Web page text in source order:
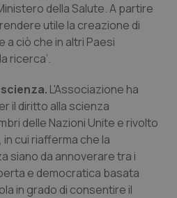
della Salute. A partire
utile la creazione di
ciò che in altri Paesi
ricerca’.
L'Associazione ha
il diritto alla scienza
delle Nazioni Unite e rivolto
cui riafferma che la
siano da annoverare tra i
e democratica basata
in grado di consentire il